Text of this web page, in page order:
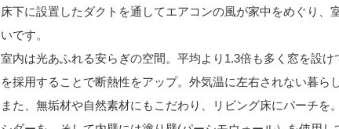
床下に設置したダクトを通してエアコンの風が家中をめぐり、
いです。
室内は光あふれる安らぎの空間。平均より1.3倍も多く窓を設
を採用することで断熱性をアップ。外気温に左右されない暮ら
また、無垢材や自然素材にもこだわり、リビング床にパーチを